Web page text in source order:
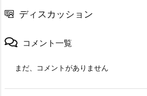
ディスカッション
コメント一覧
まだ、コメントがありません